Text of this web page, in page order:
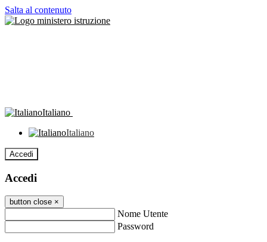
Salta al contenuto
Italiano
Italiano
Accedi
Accedi
button close ×
Nome Utente
Password